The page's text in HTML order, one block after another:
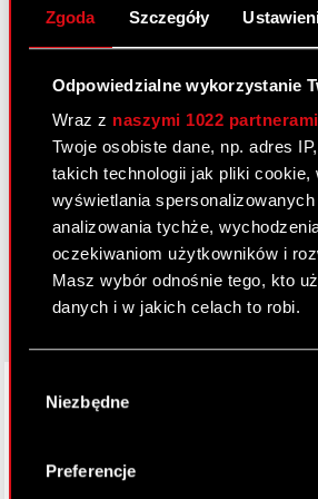
Zgoda Szczegóły
Odpowiedzialne wykorzystanie
Wraz z naszymi 1022 partnerami
Twoje osobiste dane, np. adres
takich technologii jak pliki cookie,
wyświetlania
analizowania tychże,
oczekiwaniom użytkowników i
Masz wybór odnośnie tego, kto
danych i w jakich celach to robi.
lokalizacji geograficznej z
Identyfikować Twoje
analizując
zgody
Niezbędne
Preferencje
Przydatne linki
Dowiedz się więcej:
thewitcher.com
cyberpunk.net
gear.cdprojektred.com